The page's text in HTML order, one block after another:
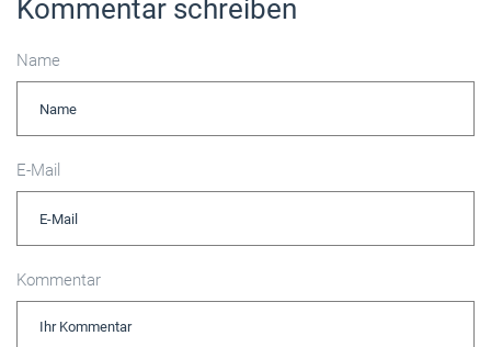
Kommentar schreiben
Name
E-Mail
Kommentar